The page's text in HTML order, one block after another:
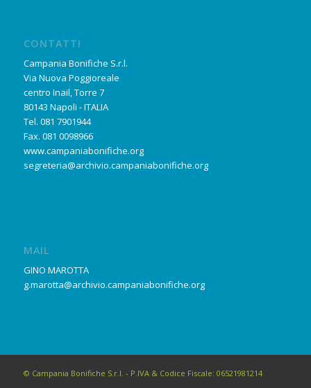
CONTATTI
Campania Bonifiche S.r.l.
Via Nuova Poggioreale
centro Inail, Torre 7
80143 Napoli - ITALIA
Tel. 081 7901944
Fax. 081 0098966
www.campaniabonifiche.org
segreteria@archivio.campaniabonifiche.org
MAIL
GINO MAROTTA
g.marotta@archivio.campaniabonifiche.org
© Campania Bonifiche S.r.l. - P.IVA & Codice Fiscale: 06521981214